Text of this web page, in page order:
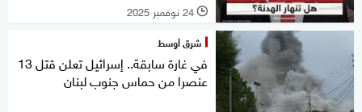
l 24 نوفمبر 2025
شرق أوسط
في غارة سابقة.. إسرائيل تعلن قتل 13
عنصرا من حماس جنوب لبنان